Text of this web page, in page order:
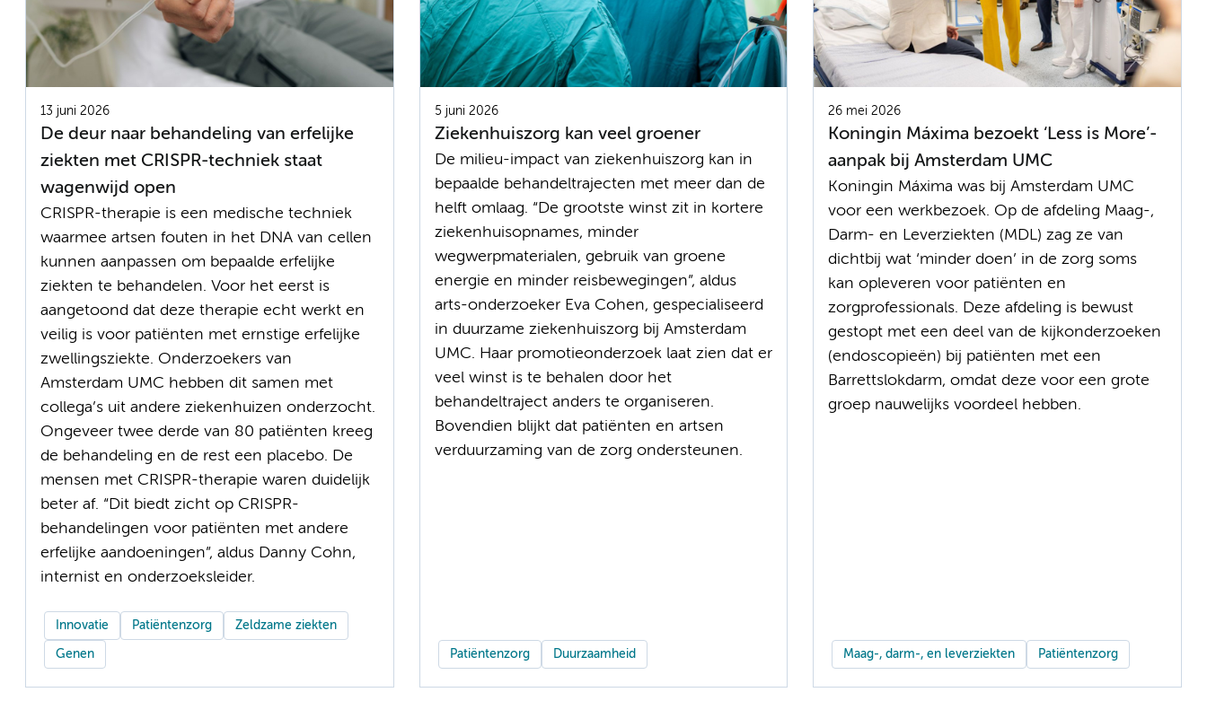
13 juni 2026
De deur naar behandeling van erfelijke
ziekten met CRISPR-techniek staat
wagenwijd open
CRISPR-therapie is een medische techniek
waarmee artsen fouten in het DNA van cellen
kunnen aanpassen om bepaalde erfelijke
ziekten te behandelen. Voor het eerst is
aangetoond dat deze therapie echt werkt en
veilig is voor patiënten met ernstige erfelijke
zwellingsziekte. Onderzoekers van
Amsterdam UMC hebben dit samen met
collega’s uit andere ziekenhuizen onderzocht.
Ongeveer twee derde van 80 patiënten kreeg
de behandeling en de rest een placebo. De
mensen met CRISPR-therapie waren duidelijk
beter af. “Dit biedt zicht op CRISPR-
behandelingen voor patiënten met andere
erfelijke aandoeningen”, aldus Danny Cohn,
internist en onderzoeksleider.
Innovatie Patiëntenzorg Zeldzame ziekten
Genen
5 juni 2026
Ziekenhuiszorg kan veel groener
De milieu-impact van ziekenhuiszorg kan in
bepaalde behandeltrajecten met meer dan de
helft omlaag. “De grootste winst zit in kortere
ziekenhuisopnames, minder
wegwerpmaterialen, gebruik van groene
energie en minder reisbewegingen”, aldus
arts-onderzoeker Eva Cohen, gespecialiseerd
in duurzame ziekenhuiszorg bij Amsterdam
UMC. Haar promotieonderzoek laat zien dat er
veel winst is te behalen door het
behandeltraject anders te organiseren.
Bovendien blijkt dat patiënten en artsen
verduurzaming van de zorg ondersteunen.
Patiëntenzorg Duurzaamheid
26 mei 2026
Koningin Máxima bezoekt ‘Less is More’-
aanpak bij Amsterdam UMC
Koningin Máxima was bij Amsterdam UMC
voor een werkbezoek. Op de afdeling Maag-,
Darm- en Leverziekten (MDL) zag ze van
dichtbij wat ‘minder doen’ in de zorg soms
kan opleveren voor patiënten en
zorgprofessionals. Deze afdeling is bewust
gestopt met een deel van de kijkonderzoeken
(endoscopieën) bij patiënten met een
Barrettslokdarm, omdat deze voor een grote
groep nauwelijks voordeel hebben.
Maag-, darm-, en leverziekten Patiëntenzorg